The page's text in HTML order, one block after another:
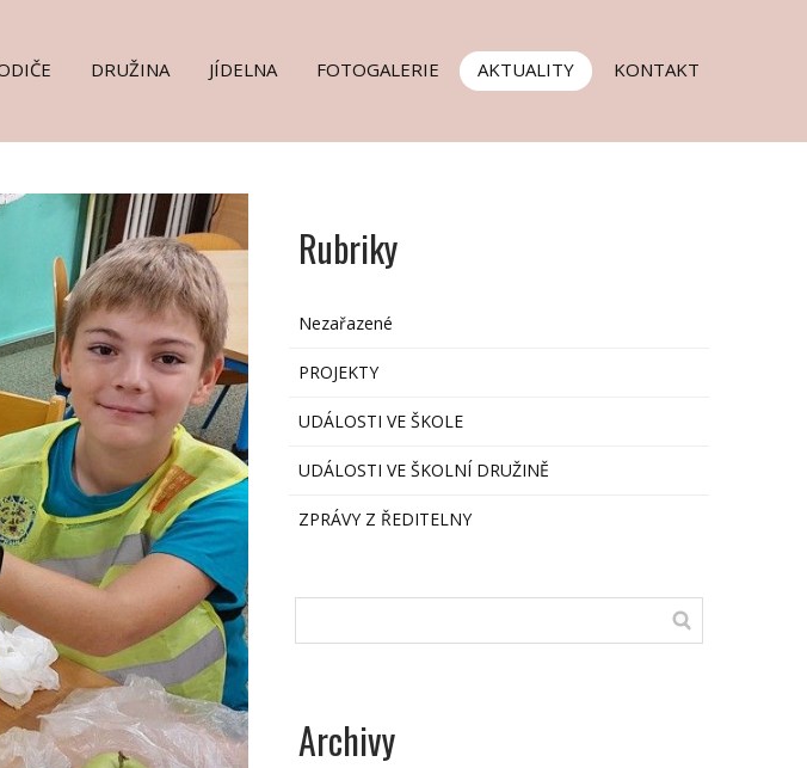
DRUŽINA JÍDELNA FOTOGALERIE AKTUALITY KONTAKT
Rubriky
Nezařazené
PROJEKTY
UDÁLOSTI VE ŠKOLE
UDÁLOSTI VE ŠKOLNÍ DRUŽINĚ
ZPRÁVY Z ŘEDITELNY
Archivy